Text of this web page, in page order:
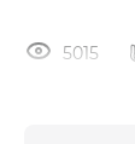
5015